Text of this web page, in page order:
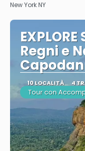
New York NY
Regni e
10 LOCALITÀ 4
Tour con